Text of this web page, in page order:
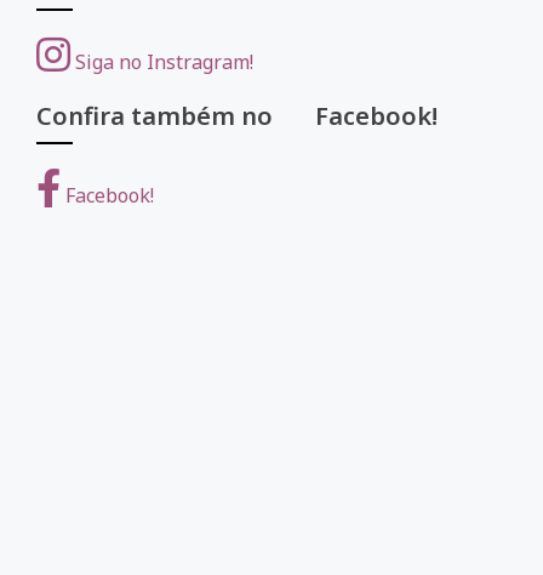
Siga no Instragram!
Confira também no Facebook!
Facebook!